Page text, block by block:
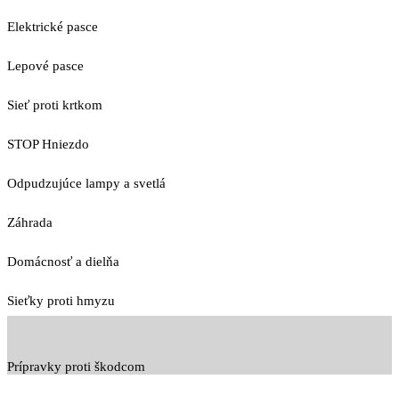
Elektrické pasce
Lepové pasce
Sieť proti krtkom
STOP Hniezdo
Odpudzujúce lampy a svetlá
Záhrada
Domácnosť a dielňa
Sieťky proti hmyzu
Prípravky proti škodcom